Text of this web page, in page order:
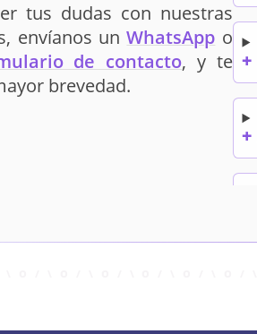
tus dudas con nuestras
envíanos unWhatsApp o
de contacto, y te
brevedad.
+
+